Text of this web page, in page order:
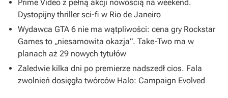
Prime Video z pełną akcji nowością na weekend.
Dystopijny thriller sci-fi w Rio de Janeiro
Wydawca GTA 6 nie ma wątpliwości: cena gry Rockstar
Games to „niesamowita okazja”. Take-Two ma w
planach aż 29 nowych tytułów
Zaledwie kilka dni po premierze nadszedł cios. Fala
zwolnień dosięgła twórców Halo: Campaign Evolved